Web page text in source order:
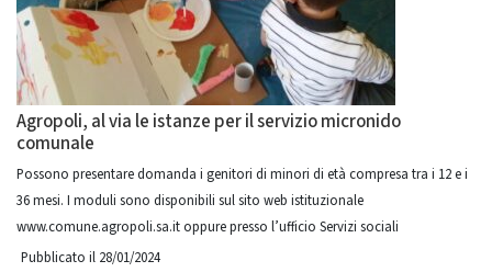
Agropoli, al via le istanze per il servizio micronido
comunale
Possono presentare domanda i genitori di minori di età compresa tra i 12 e i
36 mesi. I moduli sono disponibili sul sito web istituzionale
www.comune.agropoli.sa.it oppure presso l’ufficio Servizi sociali
Pubblicato il 28/01/2024